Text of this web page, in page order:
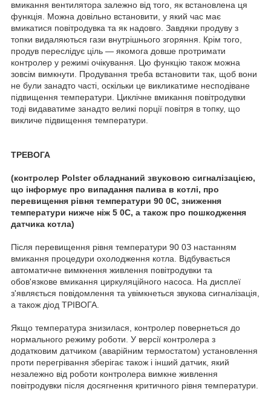
вмикання вентилятора залежно від того, як встановлена ця
функція. Можна довільно встановити, у який час має
вмикатися повітродувка та як надовго. Завдяки продуву з
топки видаляються гази внутрішнього згоряння. Крім того,
продув переслідує ціль — якомога довше протримати
контролер у режимі очікування. Цю функцію також можна
зовсім вимкнути. Продування треба встановити так, щоб вони
не були занадто часті, оскільки це викликатиме несподіване
підвищення температури. Циклічне вмикання повітродувки
тоді видаватиме занадто великі порції повітря в топку, що
викличе підвищення температури.
ТРЕВОГА
(контролер Polster обладнаний звуковою сигналізацією,
що інформує про випадання палива в котлі, про
перевищення рівня температури 90 0С, зниження
температури нижче ніж 5 0С, а також про пошкодження
датчика котла)
Після перевищення рівня температури 90 0З настанням
вмикання процедури охолодження котла. Відбувається
автоматичне вимкнення живлення повітродувки та
обов'язкове вмикання циркуляційного насоса. На дисплеї
з'являється повідомлення та увімкнеться звукова сигналізація,
а також діод ТРІВОГА.
Якщо температура знизилася, контролер повернеться до
нормального режиму роботи. У версії контролера з
додатковим датчиком (аварійним термостатом) установлення
проти перегрівання зберігає також і інший датчик, який
незалежно від роботи контролера вимкне живлення
повітродувки після досягнення критичного рівня температури.